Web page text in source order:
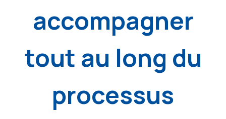
accompagner
tout au long du
processus